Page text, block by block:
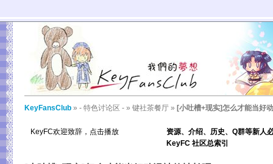
KeyFansClub » - 特色讨论区 - » 键社茶餐厅 » [小吐槽+现实]怎么才能当好
KeyFC欢迎致辞，点击播放
资源、介绍、历史、Q群等新人
KeyFC 社区总索引